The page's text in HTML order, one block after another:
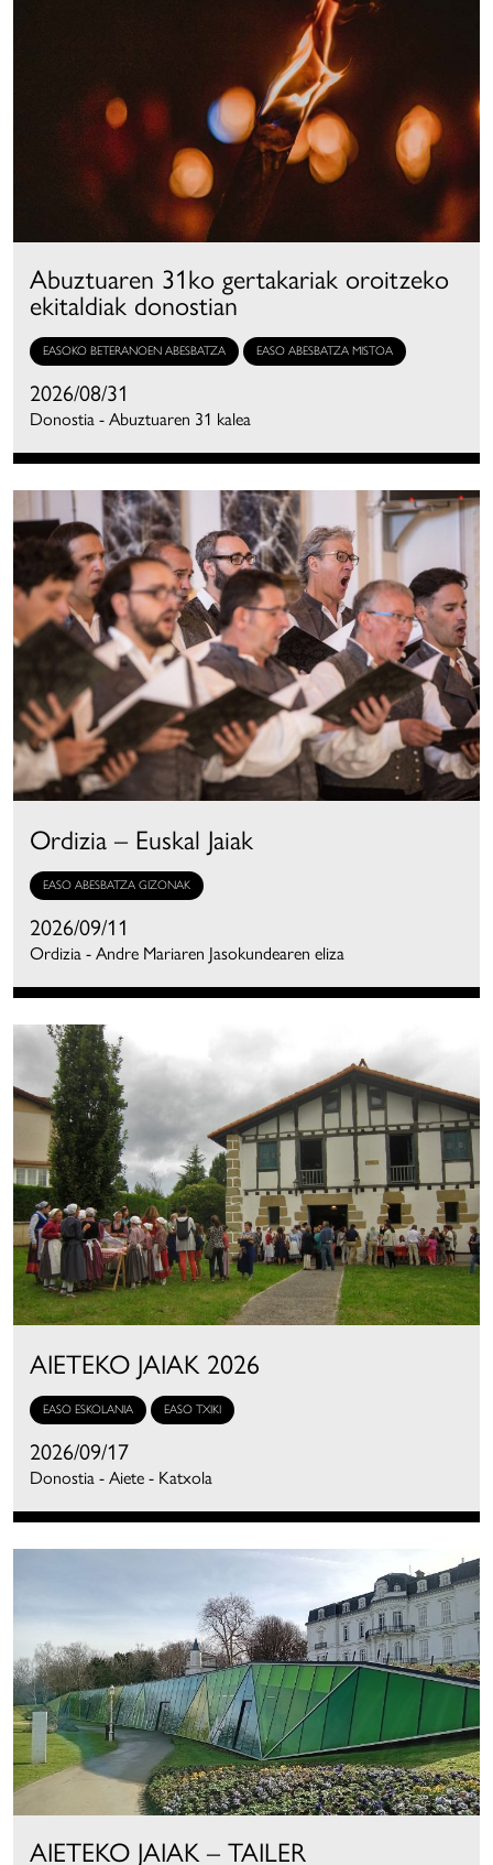
Abuztuaren 31ko gertakariak oroitzeko
ekitaldiak donostian
EASOKO BETERANOEN ABESBATZA EASO ABESBATZA MISTOA
2026/08/31
Donostia - Abuztuaren 31 kalea
Ordizia – Euskal Jaiak
EASO ABESBATZA GIZONAK
2026/09/11
Ordizia - Andre Mariaren Jasokundearen eliza
AIETEKO JAIAK 2026
EASO ESKOLANIA EASO TXIKI
2026/09/17
Donostia - Aiete - Katxola
AIETEKO JAIAK – TAILER